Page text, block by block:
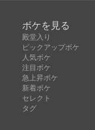
ボケを見る
殿堂入り
ピックアップボケ
人気ボケ
注目ボケ
急上昇ボケ
新着ボケ
セレクト
タグ